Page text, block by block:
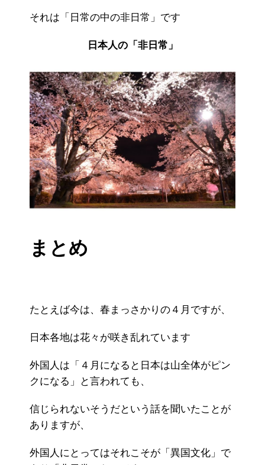
それは「日常の中の非日常」です
日本人の「非日常」
まとめ
たとえば今は、春まっさかりの４月ですが、
日本各地は花々が咲き乱れています
外国人は「４月になると日本は山全体がピン
クになる」と言われても、
信じられないそうだという話を聞いたことが
ありますが、
外国人にとってはそれこそが「異国文化」で